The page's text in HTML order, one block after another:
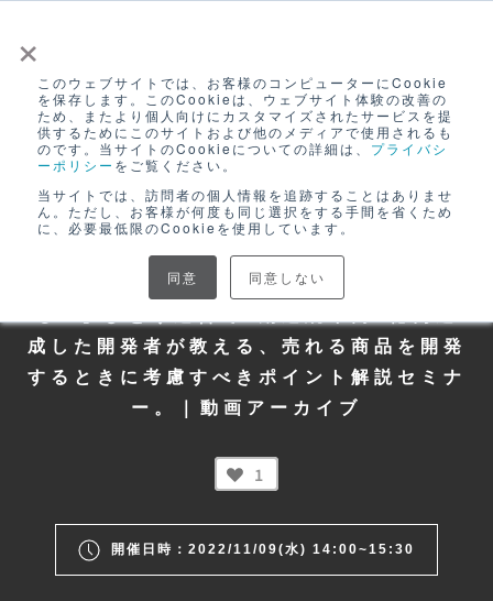
×
このウェブサイトでは、お客様のコンピューターにCookie
を保存します。このCookieは、ウェブサイト体験の改善の
ため、またより個人向けにカスタマイズされたサービスを提
供するためにこのサイトおよび他のメディアで使用されるも
のです。当サイトのCookieについての詳細は、 プライバシ
ーポリシー をご覧ください。
当サイトでは、訪問者の個人情報を追跡することはありませ
ん。ただし、お客様が何度も同じ選択をする手間を省くため
に、必要最低限のCookieを使用しています。
同意 同意しない
ログイン
無料アカウント登録
EC活用・商品開発
令和4年度EC化支援事業
【22/11/09開催 | セミナー：商品開発セ
ミナー】【商品開発から売れるか決ま
成した開発者が教える、売れる商品を開発
するときに考慮すべきポイント解説セミナ
ー。｜動画アーカイブ
1
開催日時：2022/11/09(水) 14:00~15:30